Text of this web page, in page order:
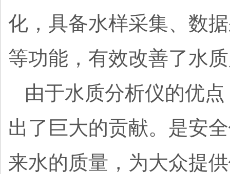
化，具备水样采集、数
等功能，有效改善了水
由于水质分析仪的优
出了巨大的贡献。是安
来水的质量，为大众提